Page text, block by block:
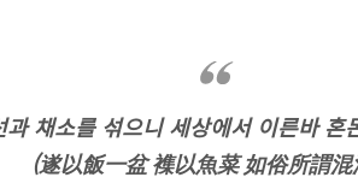
채소를 섞으니 세상에서 이른바
(遂以飯一盆 襍以魚菜 如俗所謂